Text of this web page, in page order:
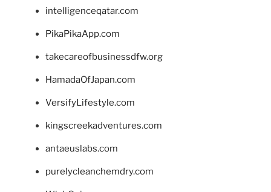
intelligenceqatar.com
PikaPikaApp.com
takecareofbusinessdfw.org
HamadaOfJapan.com
VersifyLifestyle.com
kingscreekadventures.com
antaeuslabs.com
purelycleanchemdry.com